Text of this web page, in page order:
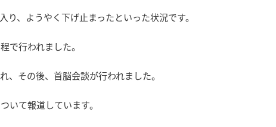
、ようやく下げ止まったといった状況です。
で行われました。
その後、首脳会談が行われました。
いて報道しています。